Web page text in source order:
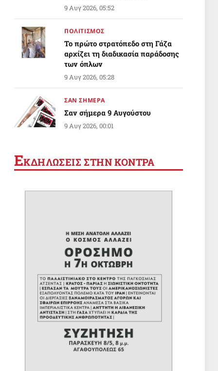
Σκληρή ανακοίνωση από το
Ασφάλειας του Ιράν
9 Αυγ 2026, 05:52
ΠΟΛΙΤΙΣΜΟΣ
Το πρώτο στρατόπεδο στη Γάζα
αρχίζει τη διαδικασία παράδοσης
των όπλων
Παρακολουθήστε την εξέλιξη του
9 Αυγ 2026, 05:28
ΣΑΝ ΣΗΜΕΡΑ
Σαν σήμερα 9 Αυγούστου
9 Αυγ 2026, 00:01
Χωρίς αξονικό τομογράφο το
Αττικόν!
αιγοπροβάτων: Ενδημική στον ιό
έγινε η χώρα μας
8 Αυγ 2026, 10:21
ΕΡΓΑΤΙΚΑ
ΟΙΕΛΕ: Δύο μέτρα και δύο σταθμά
από το υπουργείο Παιδείας
8 Αυγ 2026, 09:50
ΔΙΕΘΝΗ
Μπακαεΐ: Για να διεκδικήσεις τα
ΕΚΔΗΛΩΣΕΙΣ ΣΤΗΝ ΚΟΝΤΡΑ